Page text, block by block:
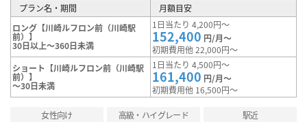
プラン名・期間
月額目安
ロング【川崎ルフロン前（川崎駅
前）】
30日以上～360日未満
1日当たり 4,200円～
152,400 円/月～
初期費用他 22,000円～
ショート【川崎ルフロン前（川崎駅
前）】
～30日未満
1日当たり 4,500円～
161,400 円/月～
初期費用他 16,500円～
女性向け 高級・ハイグレード
駅近